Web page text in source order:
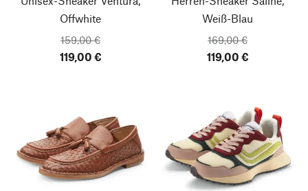
Offwhite
159,00 €
119,00 €
Weiß-Blau
169,00 €
119,00 €
Nach oben